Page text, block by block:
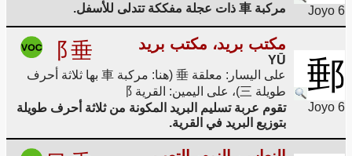
Joyo 6 مركبة 車 ذات عجلة مفككة تتدلى للأسفل.
郵
Joyo 6
مكتب بريد، مكتب بريد
YŪ
垂
⻏
على اليسار: معلقة 垂 (هنا: مركبة 車 بها ثلاثة أحرف
طويلة 三)، على اليمين: القرية ⻏
تقوم عربة تسليم البريد المكونة من ثلاثة أحرف طويلة
بتوزيع البريد في القرية.